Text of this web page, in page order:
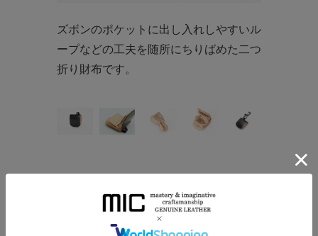
ズボンのポケットに出し入れしやすいル
ープなどの工夫を随所にちりばめた二つ
折り財布です。